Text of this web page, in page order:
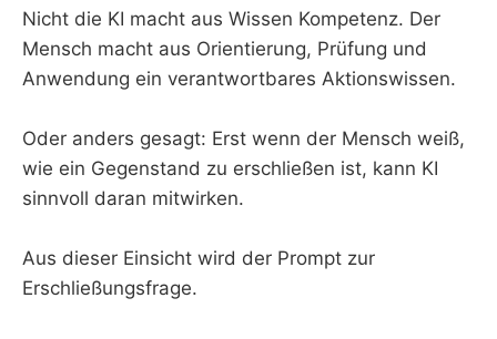
Nicht die KI macht aus Wissen Kompetenz. Der
Mensch macht aus Orientierung, Prüfung und
Anwendung ein verantwortbares Aktionswissen.
Oder anders gesagt: Erst wenn der Mensch weiß,
wie ein Gegenstand zu erschließen ist, kann KI
sinnvoll daran mitwirken.
Aus dieser Einsicht wird der Prompt zur
Erschließungsfrage.